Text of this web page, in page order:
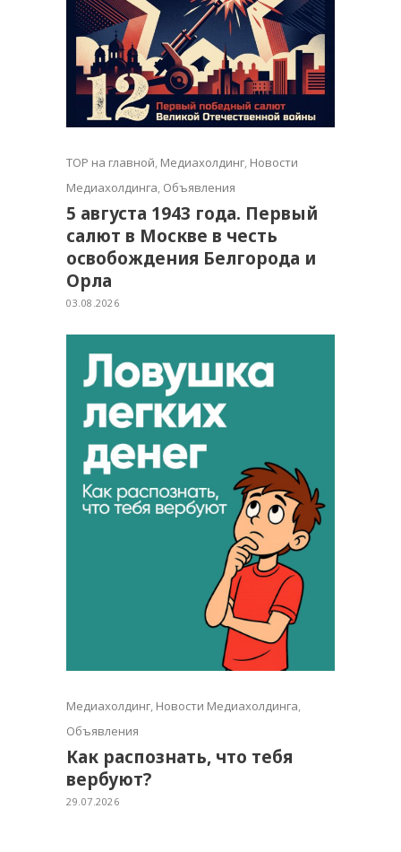
TOP на главной, Медиахолдинг, Новости
Медиахолдинга, Объявления
5 августа 1943 года. Первый
салют в Москве в честь
освобождения Белгорода и
Орла
03.08.2026
Медиахолдинг, Новости Медиахолдинга,
Объявления
Как распознать, что тебя
вербуют?
29.07.2026